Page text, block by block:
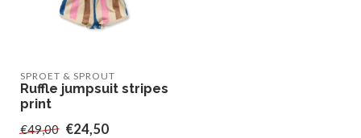
SPROET & SPROUT
Ruffle jumpsuit stripes
print
€49,00 €24,50